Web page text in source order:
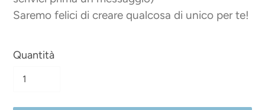
Saremo felici di creare qualcosa di unico per te!
Quantità